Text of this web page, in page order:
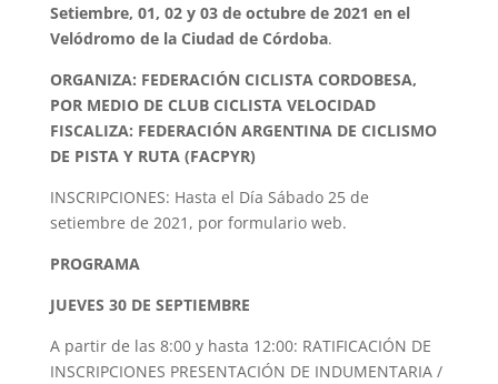
Setiembre, 01, 02 y 03 de octubre de 2021 en el
Velódromo de la Ciudad de Córdoba.
ORGANIZA: FEDERACIÓN CICLISTA CORDOBESA,
POR MEDIO DE CLUB CICLISTA VELOCIDAD
FISCALIZA: FEDERACIÓN ARGENTINA DE CICLISMO
DE PISTA Y RUTA (FACPYR)
INSCRIPCIONES: Hasta el Día Sábado 25 de
setiembre de 2021, por formulario web.
PROGRAMA
JUEVES 30 DE SEPTIEMBRE
A partir de las 8:00 y hasta 12:00: RATIFICACIÓN DE
INSCRIPCIONES PRESENTACIÓN DE INDUMENTARIA /